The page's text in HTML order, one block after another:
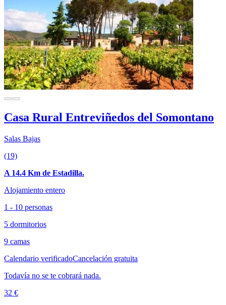
Casa Rural Entreviñedos del Somontano
Salas Bajas
(19)
A 14.4 Km de Estadilla.
Alojamiento entero
1 - 10 personas
5 dormitorios
9 camas
Calendario verificadoCancelación gratuita
Todavía no se te cobrará nada.
32 €